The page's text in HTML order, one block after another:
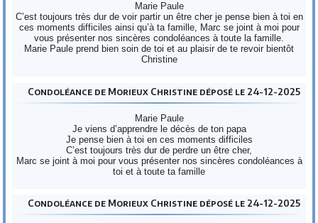
Marie Paule
C’est toujours très dur de voir partir un être cher je pense bien à toi en
ces moments difficiles ainsi qu’à ta famille, Marc se joint à moi pour
vous présenter nos sincères condoléances à toute la famille.
Marie Paule prend bien soin de toi et au plaisir de te revoir bientôt
Christine
Condoléance de Morieux Christine déposé le 24-12-2025
Marie Paule
Je viens d’apprendre le décès de ton papa
Je pense bien à toi en ces moments difficiles
C’est toujours très dur de perdre un être cher,
Marc se joint à moi pour vous présenter nos sincères condoléances à
toi et à toute ta famille
Condoléance de Morieux Christine déposé le 24-12-2025